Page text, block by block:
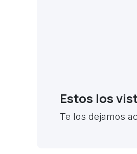
Estos los
Te los dejamos